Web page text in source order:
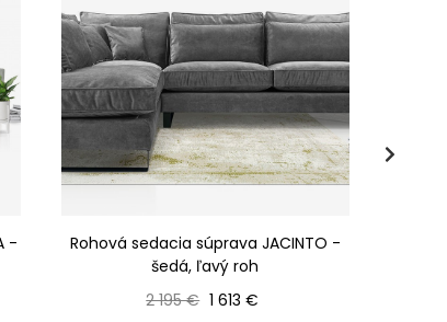
-
Rohová sedacia súprava JACINTO -
šedá, ľavý roh
Bežná cena
2 195 € Cena
1 613 €